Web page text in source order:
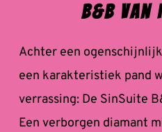
B&B van
Achter een
een karakteristiek pand
verrassing: De SinSuite
Een verborgen diamant